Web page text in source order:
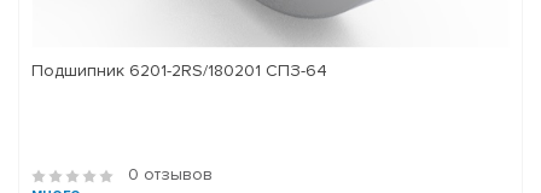
Подшипник 6201-2RS/180201 СПЗ-64
0 отзывов